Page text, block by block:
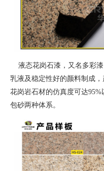
液态花岗石漆，又名多彩漆
乳液及稳定性好的颜料制成
花岗岩石材的仿真度可达
包砂两种体系。